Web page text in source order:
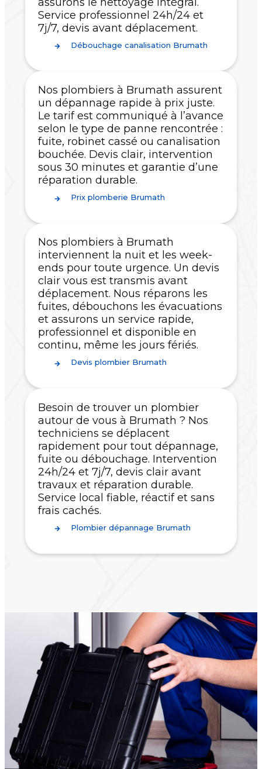
Service professionnel 24h/24 et
7j/7, devis avant déplacement.
Débouchage canalisation Brumath
Nos plombiers à Brumath assurent
un dépannage rapide à prix juste.
Le tarif est communiqué à l’avance
selon le type de panne rencontrée :
fuite, robinet cassé ou canalisation
bouchée. Devis clair, intervention
sous 30 minutes et garantie d’une
réparation durable.
Prix plomberie Brumath
Nos plombiers à Brumath
interviennent la nuit et les week-
ends pour toute urgence. Un devis
clair vous est transmis avant
déplacement. Nous réparons les
fuites, débouchons les évacuations
et assurons un service rapide,
professionnel et disponible en
continu, même les jours fériés.
Devis plombier Brumath
Besoin de trouver un plombier
autour de vous à Brumath ? Nos
techniciens se déplacent
rapidement pour tout dépannage,
fuite ou débouchage. Intervention
24h/24 et 7j/7, devis clair avant
travaux et réparation durable.
Service local fiable, réactif et sans
frais cachés.
Plombier dépannage Brumath